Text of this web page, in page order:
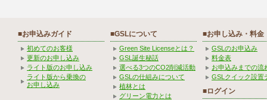
■お申込みガイド
初めてのお客様
更新のお申し込み
ライト版のお申し込み
ライト版から乗換の
お申し込み
■GSLについて
Green Site Licenseとは？
GSL誕生秘話
選べる3つのCO2削減活動
GSLの仕組みについて
植林とは
グリーン電力とは
■お申し込み・料金
GSLのお申込み
料金表
お申込みまでの流
GSLクイック設置
■ログイン